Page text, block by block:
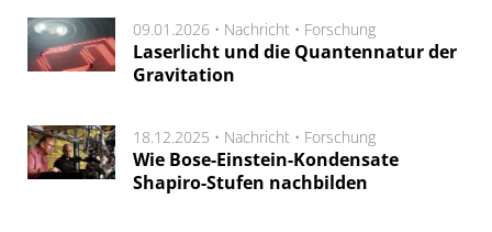
09.01.2026 • Nachricht • Forschung
Laserlicht und die Quantennatur der
Gravitation
18.12.2025 • Nachricht • Forschung
Wie Bose-Einstein-Kondensate
Shapiro-Stufen nachbilden